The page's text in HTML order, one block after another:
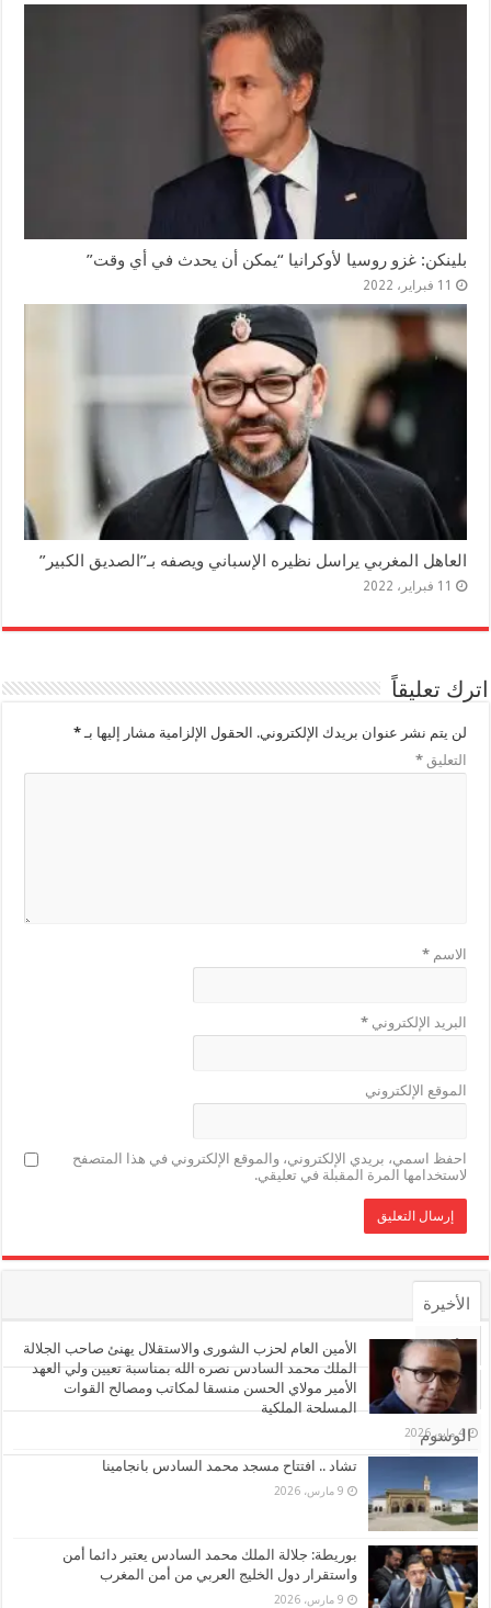
بلينكن: غزو روسيا لأوكرانيا “يمكن أن يحدث في أي وقت”
11 فبراير، 2022
العاهل المغربي يراسل نظيره الإسباني ويصفه بـ”الصديق الكبير”
11 فبراير، 2022
اترك تعليقاً
لن يتم نشر عنوان بريدك الإلكتروني. الحقول الإلزامية مشار إليها بـ*
التعليق*
الاسم*
البريد الإلكتروني*
الموقع الإلكتروني
احفظ اسمي، بريدي الإلكتروني، والموقع الإلكتروني في هذا المتصفح
لاستخدامها المرة المقبلة في تعليقي.
الأخيرة
الأشهر
تعليقات
الوسوم
الأمين العام لحزب الشورى والاستقلال يهنئ صاحب الجلالة
الملك محمد السادس نصره الله بمناسبة تعيين ولي العهد
الأمير مولاي الحسن منسقا لمكاتب ومصالح القوات
المسلحة الملكية
4 مايو، 2026
تشاد .. افتتاح مسجد محمد السادس بانجامينا
9 مارس، 2026
بوريطة: جلالة الملك محمد السادس يعتبر دائما أمن
واستقرار دول الخليج العربي من أمن المغرب
9 مارس، 2026